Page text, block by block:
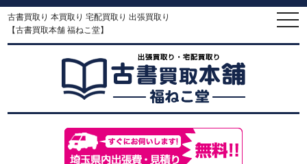
古書買取り 本買取り 宅配買取り 出張買取り
【古書買取本舗 福ねこ堂】